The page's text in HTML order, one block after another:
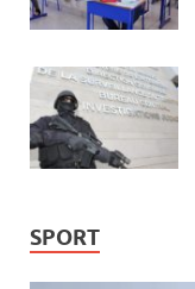
SPORT